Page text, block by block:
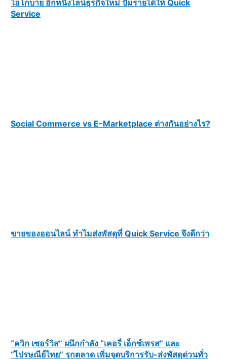
ไอโกบาย อีกหนึ่งไลน์ธุรกิจใหม่ ปั๊มรายได้ให้ Quick
Service
Social Commerce vs E-Marketplace ต่างกันอย่างไร?
ขายของออนไลน์ ทำไมส่งพัสดุที่ Quick Service จึงดีกว่า
“ควิก เซอร์วิส” ผนึกกำลัง “เคอรี่ เอ็กซ์เพรส” และ
“ไปรษณีย์ไทย” รุกตลาด เพิ่มจุดบริการรับ-ส่งพัสดุด่วนทั่ว